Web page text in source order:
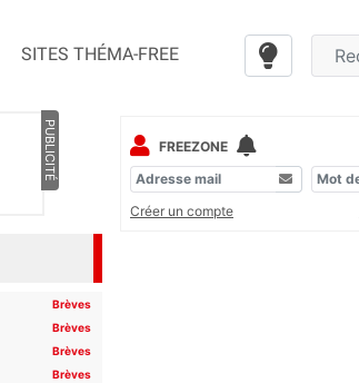
SITES THÉMA-FREE
PUBLICITÉ
Brèves
Brèves
Brèves
Brèves
FREEZONE
Créer un compte